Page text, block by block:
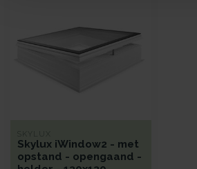
SKYLUX
Skylux iWindow2 - met
opstand - opengaand -